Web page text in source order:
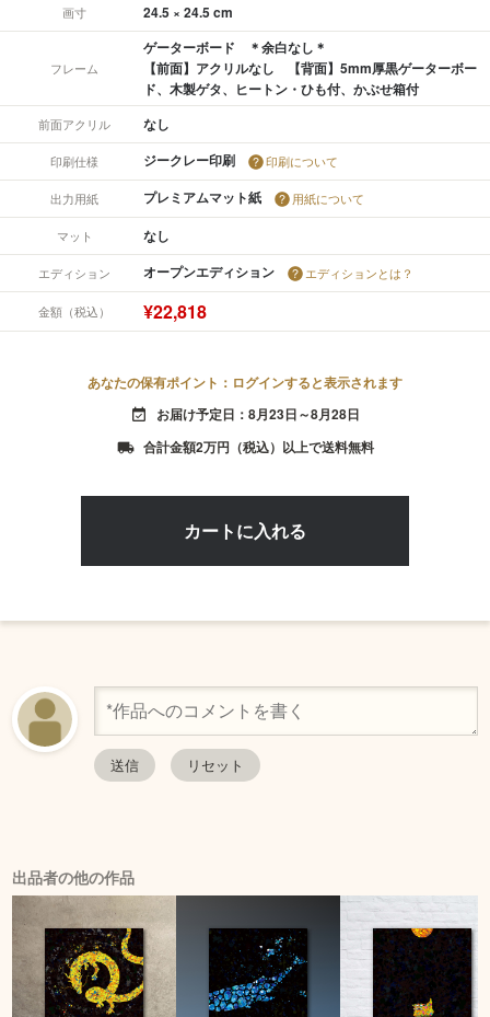
画寸 24.5 × 24.5 cm
フレーム
ゲーターボード ＊余白なし＊
【前面】アクリルなし 【背面】5mm厚黒ゲーターボー
ド、木製ゲタ、ヒートン・ひも付、かぶせ箱付
前面アクリル なし
印刷仕様 ジークレー印刷 印刷について
出力用紙 プレミアムマット紙 用紙について
マット なし
エディション オープンエディション エディションとは？
金額（税込） ¥22,818
あなたの保有ポイント：ログインすると表示されます
event_available お届け予定日：8月23日～8月28日
local_shipping 合計金額2万円（税込）以上で送料無料
出品者の他の作品